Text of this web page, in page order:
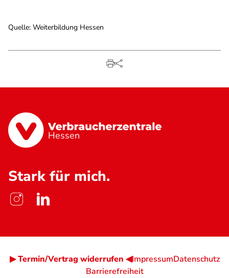
Quelle: Weiterbildung Hessen
Hessen
Stark für mich.
▶ Termin/Vertrag widerrufen ◀ImpressumDatenschutz
Barrierefreiheit